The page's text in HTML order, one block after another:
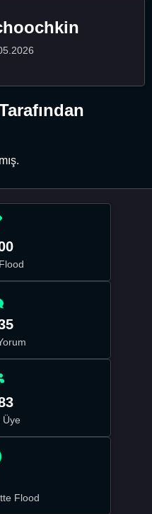
Üye
Flood